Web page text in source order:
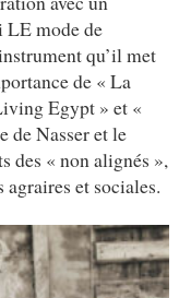
LE mode de
qu’il met
de « La
Egypt » et «
de Nasser et le
des « non alignés »,
et sociales.